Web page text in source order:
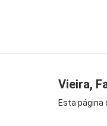
Vieira,
Esta página